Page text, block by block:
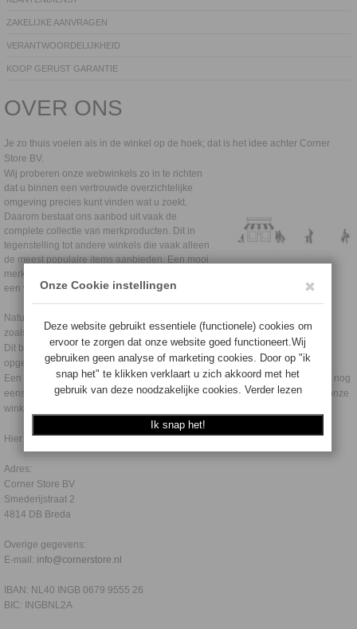
ZAKELIJKE AANVRAGEN
VERANTWOORDELIJKHEID
KOOP GERUST GARANTIE
OVER ONS
Je zo thuis voelen als in de winkel op de hoek; dat is het idee achter Corner
Store BV.
Wij proberen onze webwinkels zo in te richten
dat u binnen een vertrouwde overzichtelijke
omgeving precies kunt vinden wat u zoekt.
Daarom bestaat ons aanbod uit vaak de
complete collectie van merkproducten. Dit in
tegenstelling tot andere winkels die vaak alleen
de meest populaire items aanbieden. Een mooi
merk heeft vaak zoveel meer te bieden en met
een webwinkel kunnen we dit laten zien.
Natuurlijk behandelen wij uw bestelling volgens de algemene voorwaarden
zoals opgesteld door o.a de consumentenbond.
Dit betekent ook dat we een aantal koop gerust uitgangspunten hebben
opgesteld welke wij zeer serieus nemen.
Een redelijke omgang met elkaar vinden wij logisch. Wij hebben liever dat u nog
eens terug komt, of anderen aanraadt eens een kijkje te nemen in een van onze
winkels.
Hier onze gegevens:
Adres:
Corner Store BV
Smederijstraat 2
4814 DB Breda
Overige gegevens:
E-mail: info@cornerstore.nl
IBAN: NL40 INGB 0679 9555 26
BIC: INGBNL2A